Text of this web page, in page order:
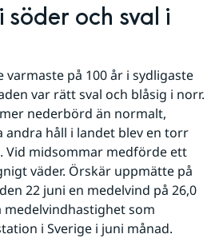
söder och sval i
varmaste på 100 år i sydligaste
var rätt sval och blåsig i norr.
nederbörd än normalt,
andra håll i landet blev en torr
Vid midsommar medförde ett
väder. Örskär uppmätte på
22 juni en medelvind på 26,0
som
i Sverige i juni månad.